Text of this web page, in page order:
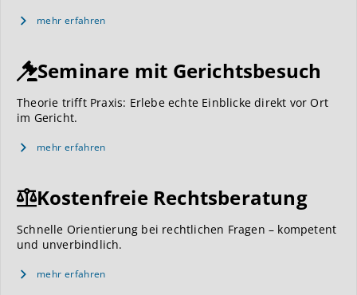
mehr erfahren
Seminare mit Gerichtsbesuch
Theorie trifft Praxis: Erlebe echte Einblicke direkt vor Ort
im Gericht.
mehr erfahren
Kostenfreie Rechtsberatung
Schnelle Orientierung bei rechtlichen Fragen – kompetent
und unverbindlich.
mehr erfahren